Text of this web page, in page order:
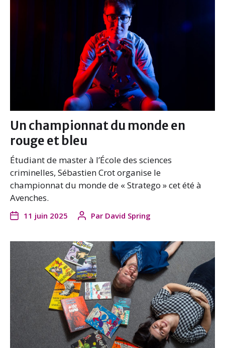
Un championnat du monde en
rouge et bleu
Étudiant de master à l’École des sciences
criminelles, Sébastien Crot organise le
championnat du monde de « Stratego » cet été à
Avenches.
11 juin 2025 Par David Spring